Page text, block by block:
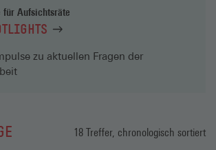
für Aufsichtsräte
zu aktuellen Fragen der
18 Treffer, chronologisch sortiert